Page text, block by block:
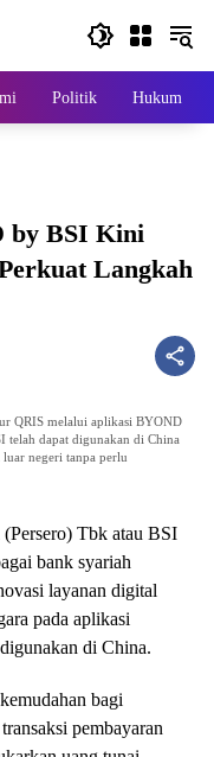
Politik Hukum
by BSI Kini
Langkah
QRIS melalui aplikasi BYOND
telah dapat digunakan di China
negeri tanpa perlu
Tbk atau BSI
bank syariah
layanan digital
pada aplikasi
di China.
bagi
pembayaran